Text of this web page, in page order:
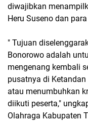
diwajibkan
Heru Suseno dan
" Tujuan
Bonorowo adalah
mengenang kembali
pusatnya di
atau menumbuhkan
diikuti peserta,"
Olahraga Kabupaten